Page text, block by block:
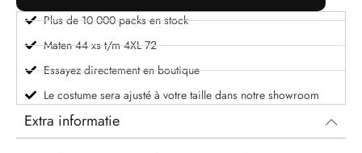
Plus de 10 000 packs en stock
Maten 44 xs t/m 4XL 72
Essayez directement en boutique
Le costume sera ajusté à votre taille dans notre showroom
Extra informatie